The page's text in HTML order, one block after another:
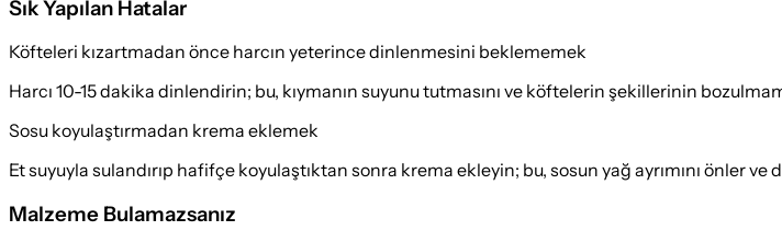
Sık Yapılan Hatalar
Köfteleri kızartmadan önce harcın yeterince dinlenmesini beklememek
Harcı 10-15 dakika dinlendirin; bu, kıymanın suyunu tutmasını ve köftelerin şekillerinin
Sosu koyulaştırmadan krema eklemek
Et suyuyla sulandırıp hafifçe koyulaştıktan sonra krema ekleyin; bu, sosun yağ ayrımını önler ve
Malzeme Bulamazsanız